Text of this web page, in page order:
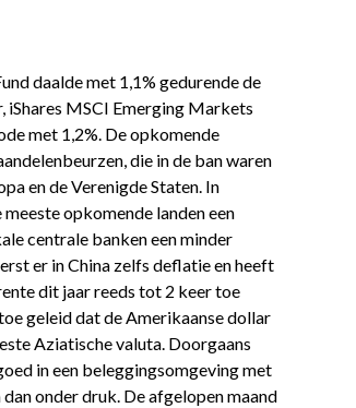
daalde met 1,1% gedurende de
MSCI Emerging Markets
met 1,2%. De opkomende
die in de ban waren
en de Verenigde Staten. In
opkomende landen een
centrale banken een minder
er in China zelfs deflatie en heeft
dit jaar reeds tot 2 keer toe
geleid dat de Amerikaanse dollar
Aziatische valuta. Doorgaans
in een beleggingsomgeving met
onder druk. De afgelopen maand